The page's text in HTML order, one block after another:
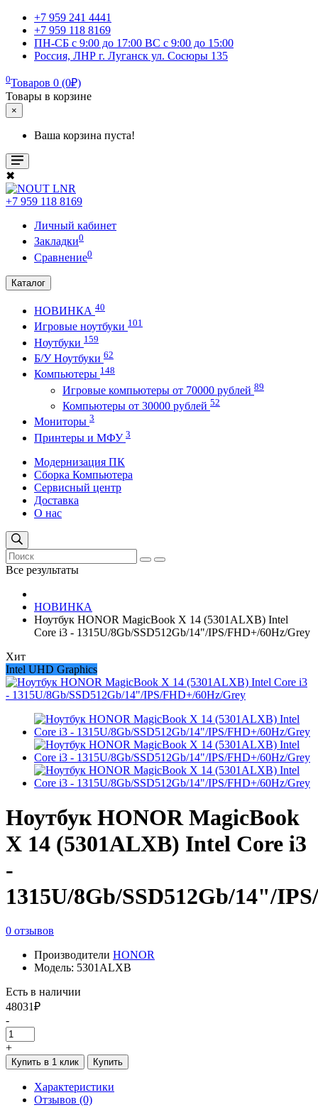
+7 959 241 4441
+7 959 118 8169
ПН-СБ с 9:00 до 17:00 ВС с 9:00 до 15:00
Россия, ЛНР г. Луганск ул. Сосюры 135
0Товаров 0 (0₽)
Товары в корзине
×
Ваша корзина пуста!
✖
+7 959 118 8169
Личный кабинет
Закладки0
Сравнение0
Каталог
НОВИНКА 40
Игровые ноутбуки 101
Ноутбуки 159
Б/У Ноутбуки 62
Компьютеры 148
Игровые компьютеры от 70000 рублей 89
Компьютеры от 30000 рублей 52
Мониторы 3
Принтеры и МФУ 3
Модернизация ПК
Сборка Компьютера
Сервисный центр
Доставка
О нас
Все результаты
НОВИНКА
Ноутбук HONOR MagicBook X 14 (5301ALXB) Intel
Core i3 - 1315U/8Gb/SSD512Gb/14"/IPS/FHD+/60Hz/Grey
Хит
Intel UHD Graphics
Ноутбук HONOR MagicBook
X 14 (5301ALXB) Intel Core i3
-
1315U/8Gb/SSD512Gb/14"/
0 отзывов
Производители HONOR
Модель: 5301ALXB
Есть в наличии
48031₽
-
+
Купить в 1 клик Купить
Характеристики
Отзывов (0)